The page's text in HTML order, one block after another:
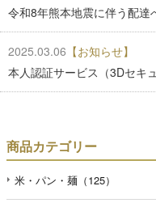
令和8年熊本地震に伴う配達
2025.03.06 【お知らせ】
本人認証サービス（3Dセキ
商品カテゴリー
米・パン・麺（125）